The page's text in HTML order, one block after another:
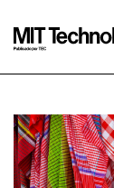
para